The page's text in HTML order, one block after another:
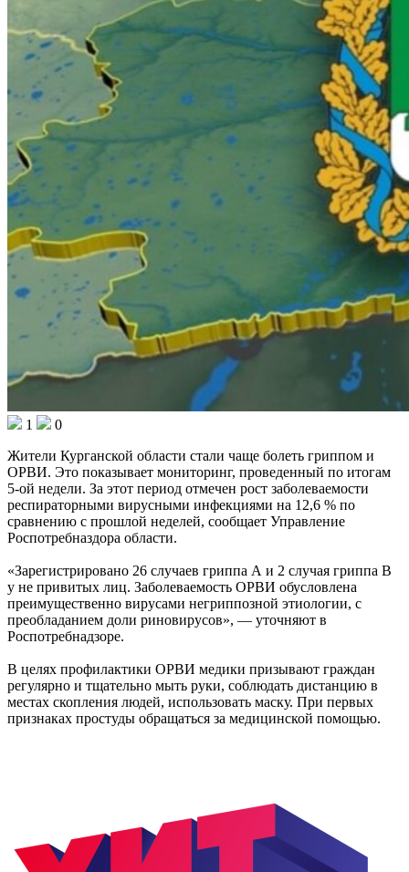
1
0
Жители Курганской области стали чаще болеть гриппом и
ОРВИ. Это показывает мониторинг, проведенный по итогам
5-ой недели. За этот период отмечен рост заболеваемости
респираторными вирусными инфекциями на 12,6 % по
сравнению с прошлой неделей, сообщает Управление
Роспотребназдора области.
«Зарегистрировано 26 случаев гриппа А и 2 случая гриппа В
у не привитых лиц. Заболеваемость ОРВИ обусловлена
преимущественно вирусами негриппозной этиологии, с
преобладанием доли риновирусов», — уточняют в
Роспотребнадзоре.
В целях профилактики ОРВИ медики призывают граждан
регулярно и тщательно мыть руки, соблюдать дистанцию в
местах скопления людей, использовать маску. При первых
признаках простуды обращаться за медицинской помощью.